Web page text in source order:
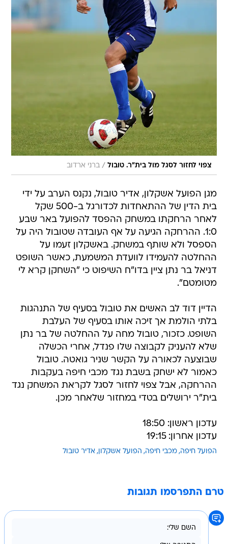
צפוי לחזור לסגל מול בית"ר. טובול / ברני ארדוב
מגן הפועל אשקלון, אדיר טובול, נקנס הערב על ידי
בית הדין של ההתאחדות לכדורגל ב-500 שקל
לאחר הרחקתו במשחק ההפסד להפועל באר שבע
1:0. ההרחקה הגיעה על אף העובדה שטובול היה על
הספסל ולא שותף במשחק. באשקלון זעמו על
ההחלטה להעמידו לוועדת המשמעת, כאשר השופט
דניאל בר נתן ציין בדו"ח השיפוט כי "השחקן קרא לי
מטומטם".
הדיין דוד לב האשים את טובול בסעיף של התנהגות
בלתי הולמת אך זיכה אותו בסעיף של העלבת
השופט. כזכור, טובול מחה על ההחלטה של בר נתן
שלא להעניק לקבוצה שלו פנדל, אחרי הכשלה
שבוצעה לכאורה על הקשר שניר גואטה. טובול
כאמור לא ישחק בשבת נגד מכבי חיפה בעקבות
ההרחקה, אבל צפוי לחזור לסגל לקראת המשחק נגד
בית"ר ירושלים בטדי במחזור שלאחר מכן.
עדכון ראשון: 18:50
עדכון אחרון: 19:15
הפועל חיפה מכבי חיפה הפועל אשקלון אדיר טובול
טרם התפרסמו תגובות